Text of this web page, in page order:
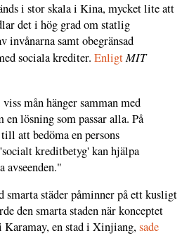
i stor skala i Kina, mycket lite att
det i hög grad om statlig
samt obegränsad
sociala krediter. Enligt MIT
mån hänger samman med
lösning som passar alla. På
att bedöma en persons
kreditbetyg' kan hjälpa
avseenden."
smarta städer påminner på ett kusligt
den smarta staden när konceptet
en stad i Xinjiang,sade